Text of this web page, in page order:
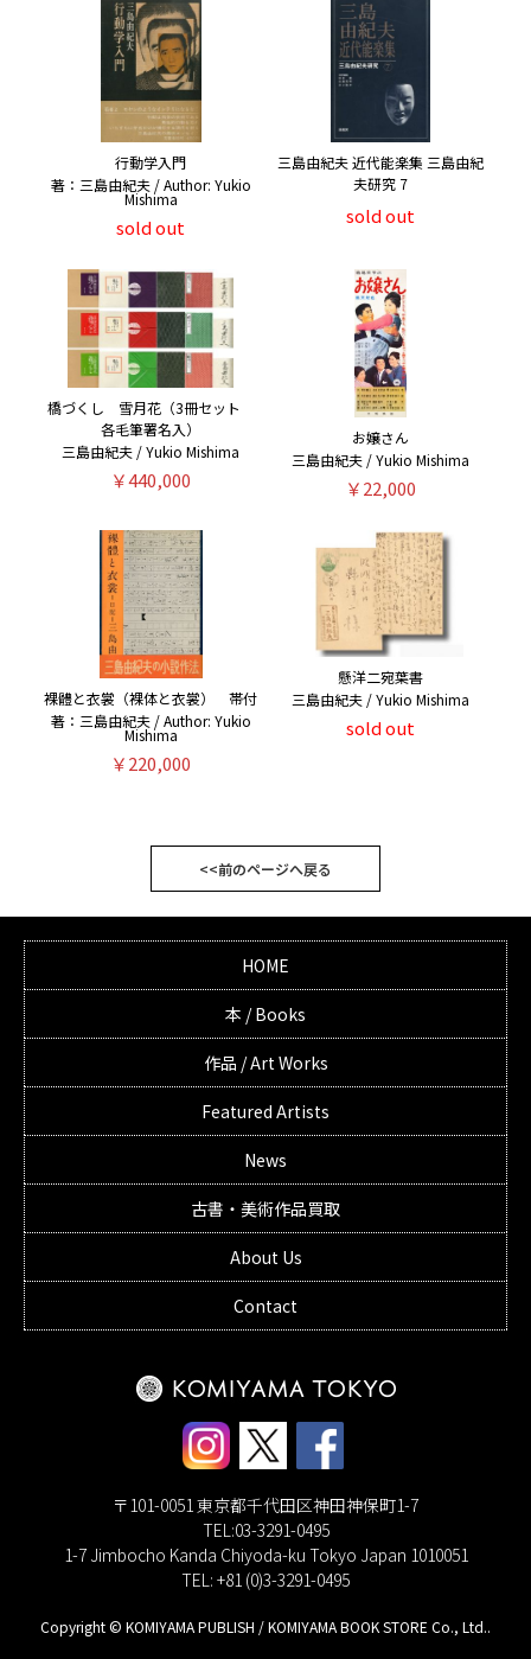
行動学入門
著：三島由紀夫 / Author: Yukio
Mishima
sold out
三島由紀夫 近代能楽集 三島由紀
夫研究 7
sold out
橋づくし 雪月花（3冊セット
各毛筆署名入）
三島由紀夫 / Yukio Mishima
￥440,000
お嬢さん
三島由紀夫 / Yukio Mishima
￥22,000
裸體と衣裳（裸体と衣裳） 帯付
著：三島由紀夫 / Author: Yukio
Mishima
￥220,000
懸洋二宛葉書
三島由紀夫 / Yukio Mishima
sold out
<<前のページへ戻る
HOME
本 / Books
作品 / Art Works
Featured Artists
News
古書・美術作品買取
About Us
Contact
〒101-0051 東京都千代田区神田神保町1-7
TEL:03-3291-0495
1-7 Jimbocho Kanda Chiyoda-ku Tokyo Japan 1010051
TEL: +81 (0)3-3291-0495
Copyright © KOMIYAMA PUBLISH / KOMIYAMA BOOK STORE Co., Ltd..